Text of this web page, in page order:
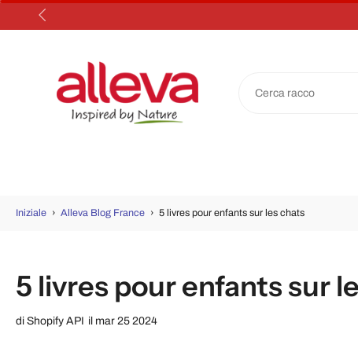
Salta
Iniziale › Alleva Blog France › 5 livres pour enfants sur les chats
5 livres pour enfants sur
di Shopify API il mar 25 2024